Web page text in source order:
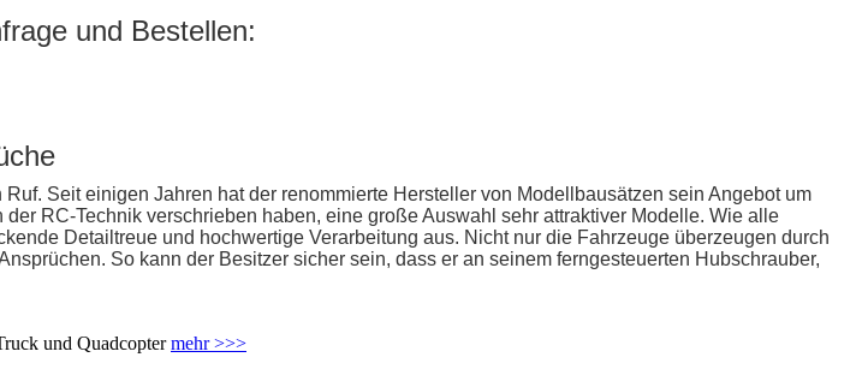
und Bestellen:
Seit einigen Jahren hat der renommierte Hersteller von Modellbausätzen sein Angebot um
RC-Technik verschrieben haben, eine große Auswahl sehr attraktiver Modelle. Wie alle
Detailtreue und hochwertige Verarbeitung aus. Nicht nur die Fahrzeuge überzeugen durch
So kann der Besitzer sicher sein, dass er an seinem ferngesteuerten Hubschrauber,
und Quadcoptermehr >>>